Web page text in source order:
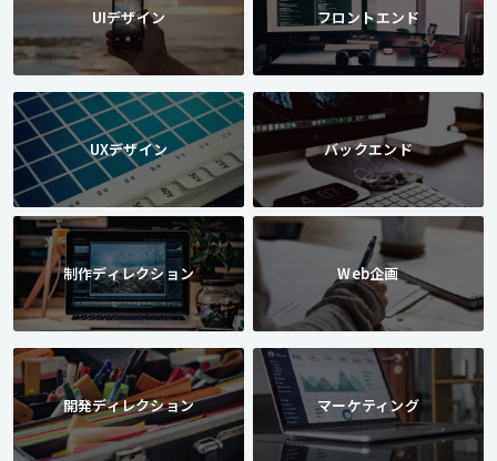
UIデザイン
UXデザイン
フロントエンド
バックエンド
制作ディレクション
開発ディレクション
Web企画
マーケティング